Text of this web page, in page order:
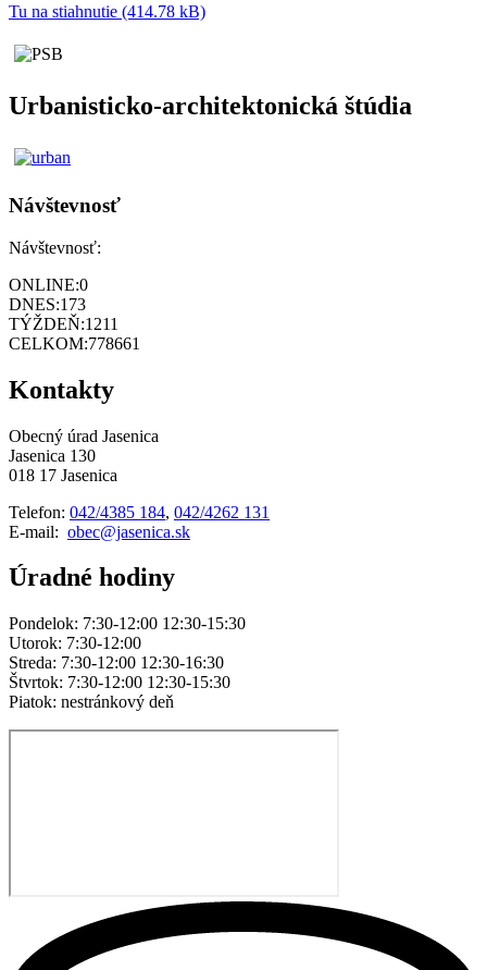
Tu na stiahnutie (414.78 kB)
Urbanisticko-architektonická štúdia
Návštevnosť
Návštevnosť:
ONLINE:0
DNES:173
TÝŽDEŇ:1211
CELKOM:778661
Kontakty
Obecný úrad Jasenica
Jasenica 130
018 17 Jasenica
Telefon: 042/4385 184, 042/4262 131
E-mail: obec@jasenica.sk
Úradné hodiny
Pondelok: 7:30-12:00 12:30-15:30
Utorok: 7:30-12:00
Streda: 7:30-12:00 12:30-16:30
Štvrtok: 7:30-12:00 12:30-15:30
Piatok: nestránkový deň